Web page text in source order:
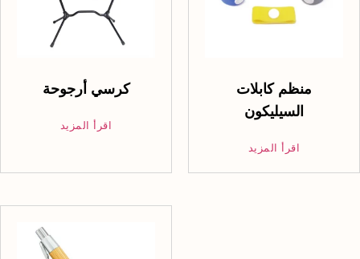
كرسي أرجوحة
اقرأ المزيد
منظم كابلات
السيليكون
اقرأ المزيد